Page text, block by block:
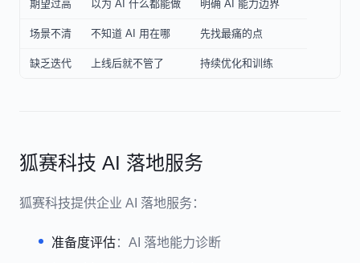
期望过高 以为 AI 什么都能做 明确 AI 能力边界
场景不清 不知道 AI 用在哪 先找最痛的点
缺乏迭代 上线后就不管了 持续优化和训练
狐赛科技 AI 落地服务
狐赛科技提供企业 AI 落地服务：
准备度评估：AI 落地能力诊断